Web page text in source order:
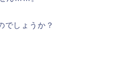
でしょうか？